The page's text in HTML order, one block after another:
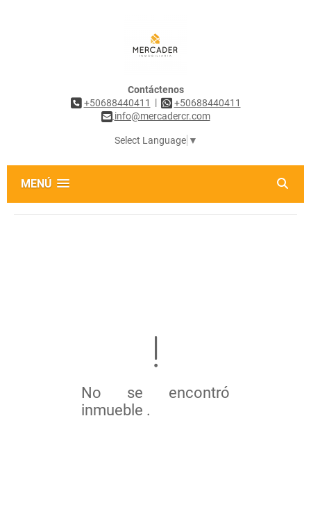
Contáctenos
+50688440411
|
+50688440411
info@mercadercr.com
Select Language ▼
MENÚ
No se encontró
inmueble .